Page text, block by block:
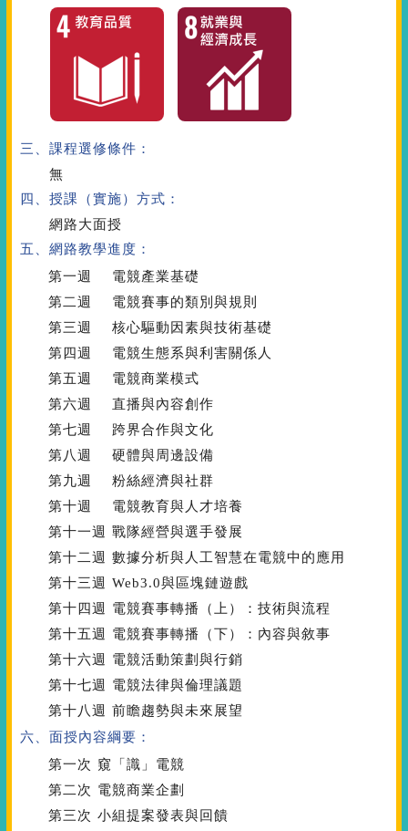
三、課程選修條件：
無
四、授課（實施）方式：
網路大面授
五、網路教學進度：
第一週
電競產業基礎
第二週
電競賽事的類別與規則
第三週
核心驅動因素與技術基礎
第四週
電競生態系與利害關係人
第五週
電競商業模式
第六週
直播與內容創作
第七週
跨界合作與文化
第八週
硬體與周邊設備
第九週
粉絲經濟與社群
第十週
電競教育與人才培養
第十一週
戰隊經營與選手發展
第十二週
數據分析與人工智慧在電競中的應用
第十三週
Web3.0與區塊鏈遊戲
第十四週
電競賽事轉播（上）：技術與流程
第十五週
電競賽事轉播（下）：內容與敘事
第十六週
電競活動策劃與行銷
第十七週
電競法律與倫理議題
第十八週
前瞻趨勢與未來展望
六、面授內容綱要：
第一次 窺「識」電競
第二次 電競商業企劃
第三次 小組提案發表與回饋